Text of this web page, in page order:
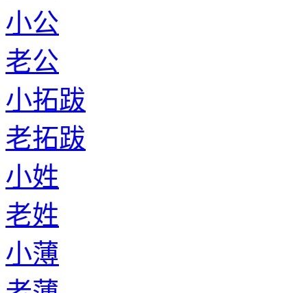
小公
老公
小拓跋
老拓跋
小姓
老姓
小薄